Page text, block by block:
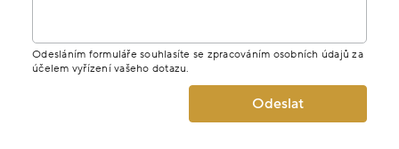
Odesláním formuláře souhlasíte se zpracováním osobních údajů za
účelem vyřízení vašeho dotazu.
Odeslat